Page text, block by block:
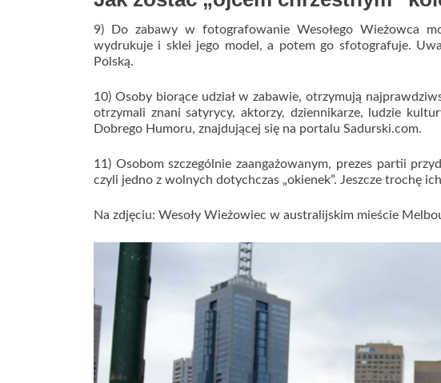
9) Do zabawy w fotografowanie Wesołego Wieżowca
wydrukuje i sklei jego model, a potem go sfotografuje.
Polską.
10) Osoby biorące udział w zabawie, otrzymują
otrzymali znani satyrycy, aktorzy, dziennikarze, ludzie
Dobrego Humoru, znajdującej się na portalu Sadurski.com.
11) Osobom szczególnie zaangażowanym, prezes partii
czyli jedno z wolnych dotychczas „okienek”. Jeszcze trochę
Na zdjęciu: Wesoły Wieżowiec w australijskim mieście